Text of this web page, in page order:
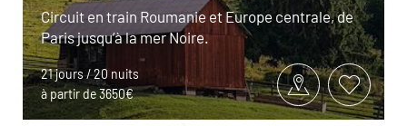
Circuit en train Roumanie et Europe centrale, de
Paris jusqu’à la mer Noire.
21 jours / 20 nuits
à partir de 3650€